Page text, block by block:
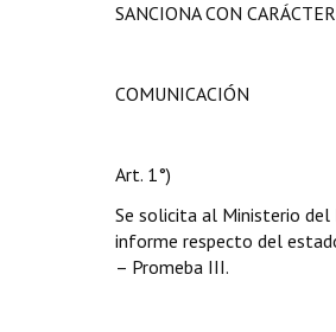
SANCIONA CON
COMUNICACIÓN
Art. 1°)
Se solicita al Ministerio del
informe respecto del
– Promeba III.